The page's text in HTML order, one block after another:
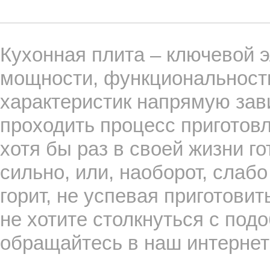
Кухонная плита – ключевой
мощности,
характеристик напрямую
проходить процесс
хотя бы раз в своей жизни
сильно, или, наоборот,
горит, не успевая
не хотите столкнуться с
обращайтесь в наш